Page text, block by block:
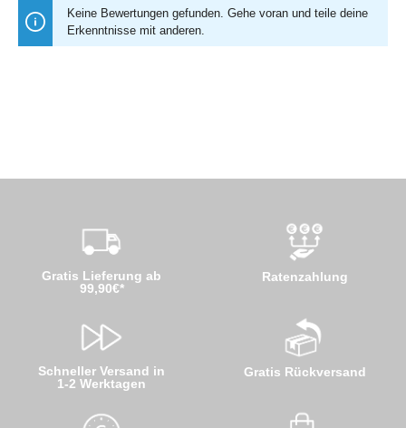
Keine Bewertungen gefunden. Gehe voran und teile deine
Erkenntnisse mit anderen.
Gratis Lieferung ab
99,90€*
Schneller Versand in
1-2 Werktagen
Ratenzahlung
Gratis Rückversand